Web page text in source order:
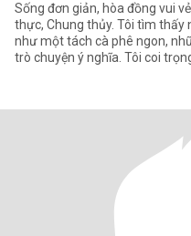
Sống đơn giản, hòa đồng vui
thực, Chung thủy. Tôi tìm thấy niềm vui trong những điều giản dị
như một tách cà phê ngon,
trò chuyện ý nghĩa. Tôi coi